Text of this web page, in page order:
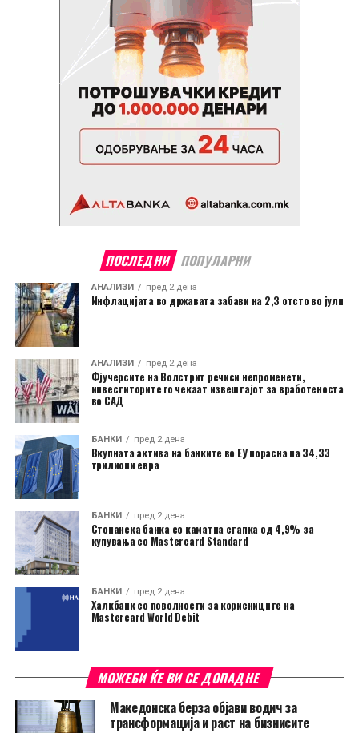
ПОСЛЕДНИ ПОПУЛАРНИ
АНАЛИЗИ пред 2 дена
Инфлацијата во државата забави на 2,3 отсто во јули
АНАЛИЗИ пред 2 дена
Фјучерсите на Волстрит речиси непроменети,
инвеститорите го чекаат извештајот за вработеноста
во САД
БАНКИ пред 2 дена
Вкупната актива на банките во ЕУ порасна на 34,33
трилиони евра
БАНКИ пред 2 дена
Стопанска банка со каматна стапка од 4,9% за
купувања со Mastercard Standard
БАНКИ пред 2 дена
Халкбанк со поволности за корисниците на
Mastercard World Debit
МОЖЕБИ ЌЕ ВИ СЕ ДОПАДНЕ
Македонска берза објави водич за
трансформација и раст на бизнисите